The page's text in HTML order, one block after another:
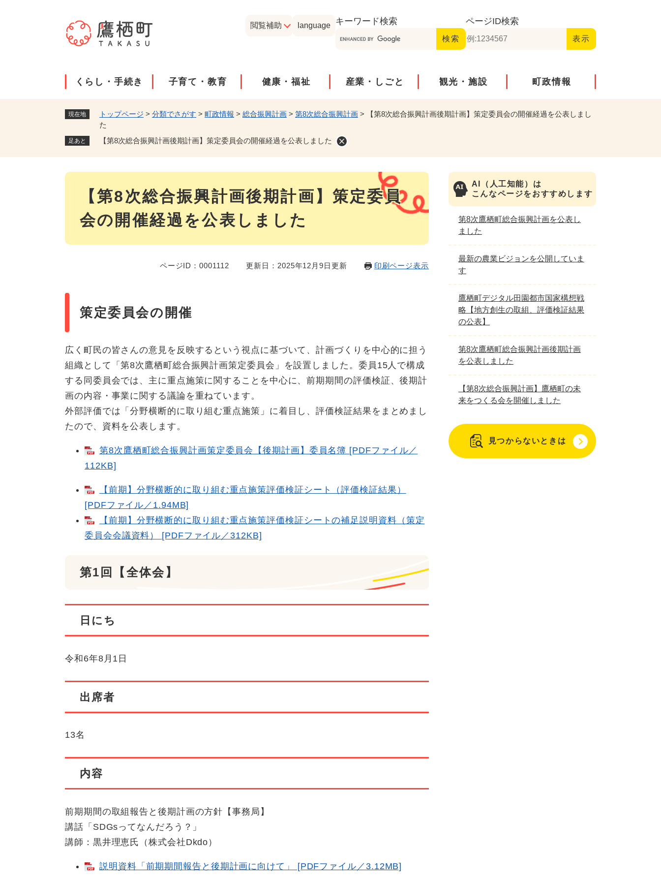
。
閲覧補助 language キーワード検索 ページID検索
くらし・手続き 子育て・教育 健康・福祉 産業・しごと 観光・施設 町政情報
現在地 トップページ > 分類でさがす > 町政情報 > 総合振興計画 > 第8次総合振興計画 >
【第8次総合振興計画後期計画】策定委員会の開催経過を公表しまし
た
足あと 【第8次総合振興計画後期計画】策定委員会の開催経過を公表しました
【第8次総合振興計画後期計画】策定委員
会の開催経過を公表しました
ページID：0001112 更新日：2025年12月9日更新 印刷ページ表示
策定委員会の開催
広く町民の皆さんの意見を反映するという視点に基づいて、計画づくりを中心的に担う
組織として「第8次鷹栖町総合振興計画策定委員会」を設置しました。委員15人で構成
する同委員会では、主に重点施策に関することを中心に、前期期間の評価検証、後期計
画の内容・事業に関する議論を重ねています。
外部評価では「分野横断的に取り組む重点施策」に着目し、評価検証結果をまとめまし
たので、資料を公表します。
第8次鷹栖町総合振興計画策定委員会【後期計画】委員名簿 [PDFファイル／
112KB]
【前期】分野横断的に取り組む重点施策評価検証シート（評価検証結果）
[PDFファイル／1.94MB]
【前期】分野横断的に取り組む重点施策評価検証シートの補足説明資料（策定
委員会会議資料） [PDFファイル／312KB]
第1回【全体会】
日にち
令和6年8月1日
出席者
13名
内容
前期期間の取組報告と後期計画の方針【事務局】
講話「SDGsってなんだろう？」
講師：黒井理恵氏（株式会社Dkdo）
説明資料「前期期間報告と後期計画に向けて」 [PDFファイル／3.12MB]
AI（人工知能）は
こんなページをおすすめします
第8次鷹栖町総合振興計画を公表し
ました
最新の農業ビジョンを公開していま
す
鷹栖町デジタル田園都市国家構想戦
略【地方創生の取組、評価検証結果
の公表】
第8次鷹栖町総合振興計画後期計画
を公表しました
【第8次総合振興計画】鷹栖町の未
来をつくる会を開催しました
見つからないときは